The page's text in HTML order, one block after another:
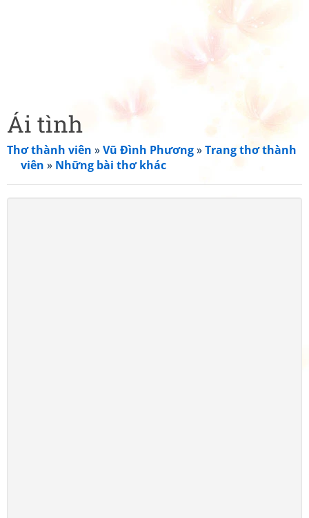
Ái tình
Thơ thành viên »Vũ Đình Phương»Trang thơ thành
viên » Những bài thơ khác